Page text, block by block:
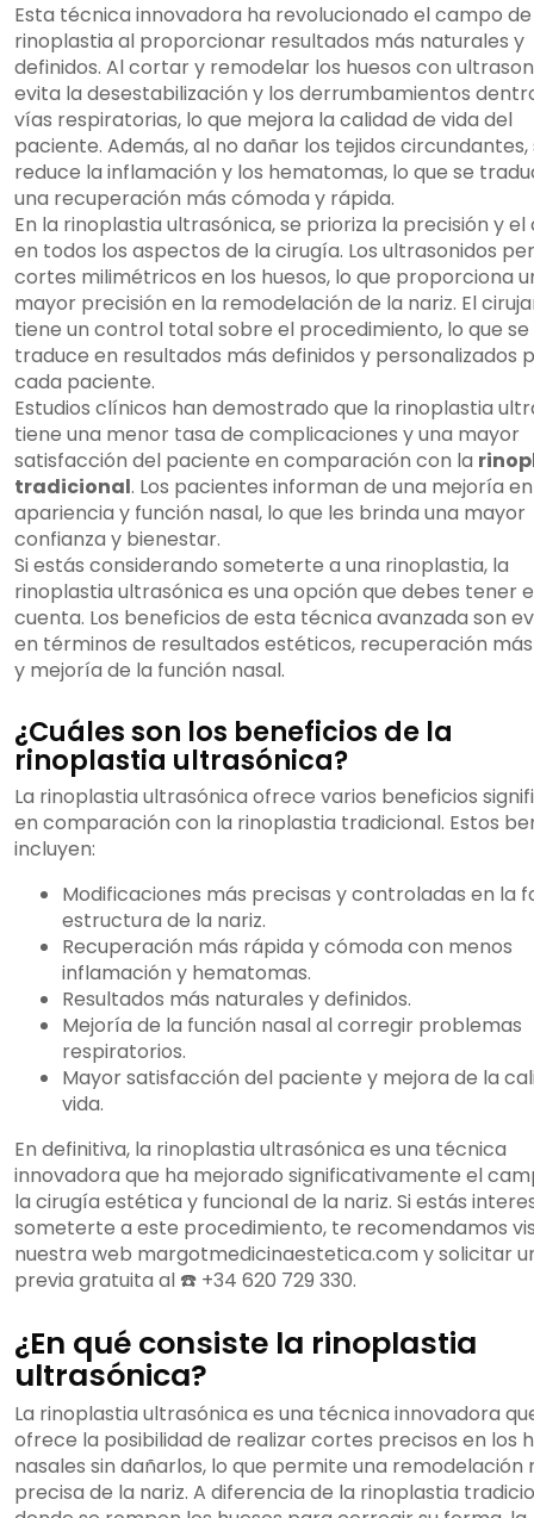
Esta técnica innovadora ha revolucionado el campo
rinoplastia al proporcionar resultados más naturales y
definidos. Al cortar y remodelar los huesos con
evita la desestabilización y los derrumbamientos
vías respiratorias, lo que mejora la calidad de vida del
paciente. Además, al no dañar los tejidos circundantes,
reduce la inflamación y los hematomas, lo que se
una recuperación más cómoda y rápida.
En la rinoplastia ultrasónica, se prioriza la precisión y
en todos los aspectos de la cirugía. Los ultrasonidos
cortes milimétricos en los huesos, lo que proporciona
mayor precisión en la remodelación de la nariz. El
tiene un control total sobre el procedimiento, lo que se
traduce en resultados más definidos y personalizados
cada paciente.
Estudios clínicos han demostrado que la rinoplastia
tiene una menor tasa de complicaciones y una mayor
satisfacción del paciente en comparación con la
tradicional. Los pacientes informan de una mejoría
apariencia y función nasal, lo que les brinda una mayor
confianza y bienestar.
Si estás considerando someterte a una rinoplastia, la
rinoplastia ultrasónica es una opción que debes tener
cuenta. Los beneficios de esta técnica avanzada son
en términos de resultados estéticos, recuperación
y mejoría de la función nasal.
¿Cuáles son los beneficios de la
rinoplastia ultrasónica?
La rinoplastia ultrasónica ofrece varios beneficios
en comparación con la rinoplastia tradicional. Estos
incluyen:
Modificaciones más precisas y controladas en la
estructura de la nariz.
Recuperación más rápida y cómoda con menos
inflamación y hematomas.
Resultados más naturales y definidos.
Mejoría de la función nasal al corregir problemas
respiratorios.
Mayor satisfacción del paciente y mejora de la
vida.
En definitiva, la rinoplastia ultrasónica es una técnica
innovadora que ha mejorado significativamente el
la cirugía estética y funcional de la nariz. Si estás
someterte a este procedimiento, te recomendamos
nuestra web margotmedicinaestetica.com y solicitar
previa gratuita al ☎️ +34 620 729 330.
¿En qué consiste la rinoplastia
ultrasónica?
La rinoplastia ultrasónica es una técnica innovadora
ofrece la posibilidad de realizar cortes precisos en los
nasales sin dañarlos, lo que permite una remodelación
precisa de la nariz. A diferencia de la rinoplastia